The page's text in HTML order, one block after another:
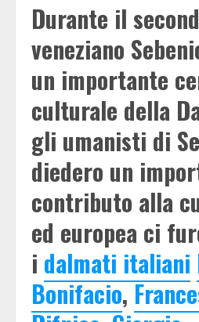
Durante il
veneziano
un importante
culturale della
gli umanisti di
diedero un
contributo alla
ed europea ci
i dalmati italiani
Bonifacio,